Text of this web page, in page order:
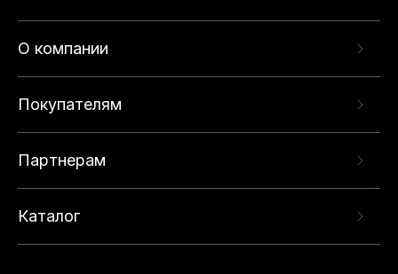
О компании
Покупателям
Партнерам
Каталог